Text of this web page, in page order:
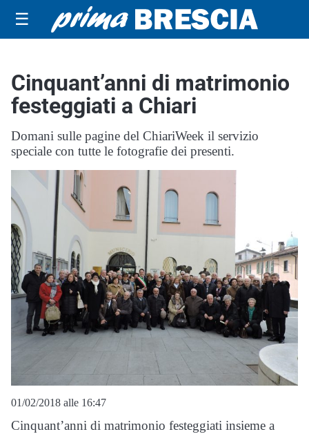
☰
Cinquant’anni di matrimonio
festeggiati a Chiari
Domani sulle pagine del ChiariWeek il servizio
speciale con tutte le fotografie dei presenti.
01/02/2018 alle 16:47
Cinquant’anni di matrimonio festeggiati insieme a